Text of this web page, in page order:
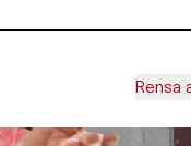
Rensa